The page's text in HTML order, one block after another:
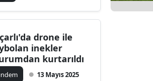
drone ile
inekler
kurtarıldı
13 Mayıs 2025